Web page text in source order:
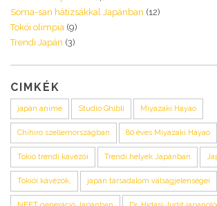
Soma-san hátizsákkal Japánban (12)
Tokói olimpia (9)
Trendi Japán (3)
CIMKÉK
japán anime Studio Ghibli Miyazaki Hayao
Chihiro szellemországban 80 éves Miyazaki Hayao
Tokió trendi kávézói Trendi helyek Japánban
Tokiói kávézók, japán társadalom válságjelenségei